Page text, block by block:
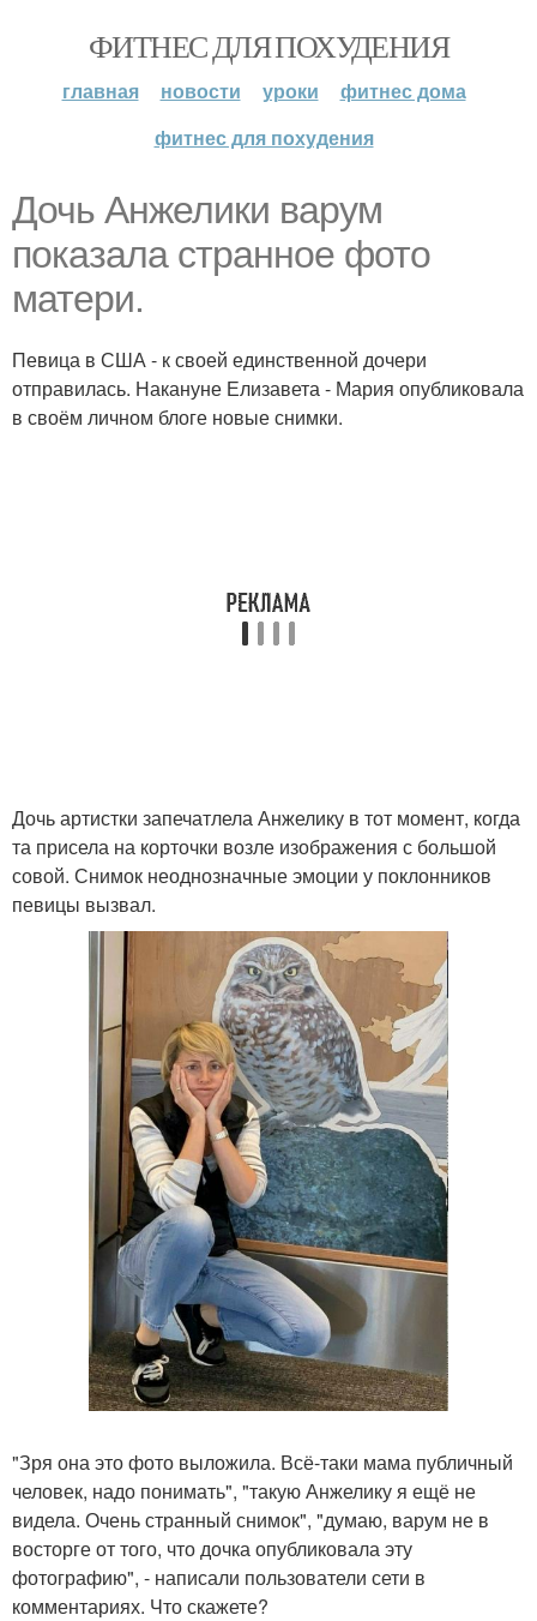
ФИТНЕС ДЛЯ ПОХУДЕНИЯ
главная новости уроки
фитнес дома
фитнес для похудения
Дочь Анжелики варум
показала странное фото
матери.
Певица в США - к своей единственной дочери
отправилась. Накануне Елизавета - Мария опубликовала
в своём личном блоге новые снимки.
Дочь артистки запечатлела Анжелику в тот момент, когда
та присела на корточки возле изображения с большой
совой. Снимок неоднозначные эмоции у поклонников
певицы вызвал.
"Зря она это фото выложила. Всё-таки мама публичный
человек, надо понимать", "такую Анжелику я ещё не
видела. Очень странный снимок", "думаю, варум не в
восторге от того, что дочка опубликовала эту
фотографию", - написали пользователи сети в
комментариях. Что скажете?